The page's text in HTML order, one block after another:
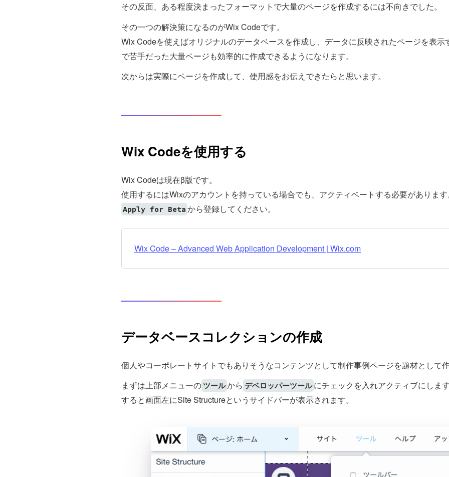
その反面、ある程度決まったフォーマットで大量のページを作成するには不向きでした。
その一つの解決策になるのがWix Codeです。
Wix Codeを使えばオリジナルのデータベースを作成し、データに反映されたページを表
で苦手だった大量ページも効率的に作成できるようになります。
次からは実際にページを作成して、使用感をお伝えできたらと思います。
Wix Codeを使用する
Wix Codeは現在β版です。
使用するにはWixのアカウントを持っている場合でも、アクティベートする必要がありま
Apply for Beta から登録してください。
Wix Code – Advanced Web Application Development | Wix.com
データベースコレクションの作成
個人やコーポレートサイトでもありそうなコンテンツとして制作事例ページを題材として
まずは上部メニューの ツールから デベロッパーツール にチェックを入れアクティブにしま
すると画面左にSite Structureというサイドバーが表示されます。